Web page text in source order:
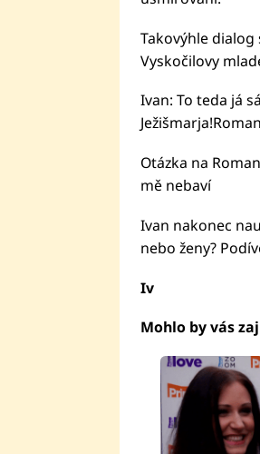
Takovýhle
Vyskočilovy
Ivan: To teda já
Otázka na
mě nebaví
Ivan nakonec
nebo ženy?
Iv
Mohlo by vás